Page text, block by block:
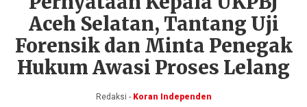
Aceh Selatan, Tantang Uji
Forensik dan Minta Penegak
Hukum Awasi Proses Lelang
Redaksi -Koran Independen